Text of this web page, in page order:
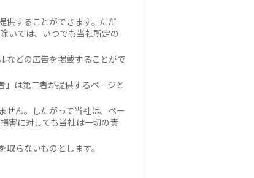
供することができます。ただ
いては、いつでも当社所定の
などの広告を掲載することがで
」は第三者が提供するページと
せん。したがって当社は、ペー
害に対しても当社は一切の責
らないものとします。